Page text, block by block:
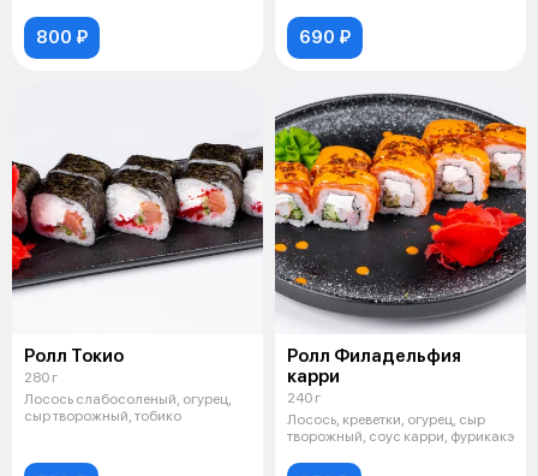
800 ₽ 690 ₽
Ролл Токио
280 г
Лосось слабосоленый, огурец,
сыр творожный, тобико
Ролл Филадельфия
карри
240 г
Лосось, креветки, огурец, сыр
творожный, соус карри, фурикакэ